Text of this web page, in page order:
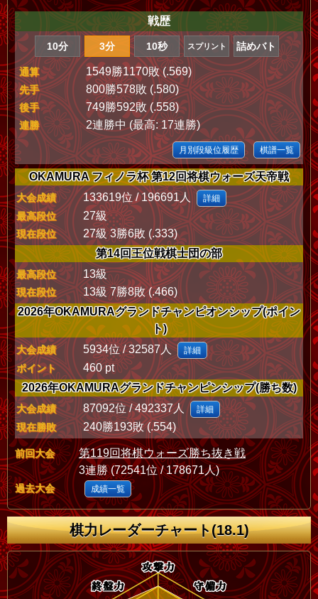
戦歴
10分 3分 10秒 スプリント 詰めバト
通算 1549勝1170敗 (.569)
先手 800勝578敗 (.580)
後手 749勝592敗 (.558)
連勝 2連勝中 (最高: 17連勝)
月別段級位履歴 棋譜一覧
OKAMURA フィノラ杯 第12回将棋ウォーズ天帝戦
大会成績 133619位 / 196691人 詳細
最高段位 27級
現在段位
27級 3勝6敗 (.333)
第14回王位戦棋士団の部
最高段位 13級
現在段位
13級 7勝8敗 (.466)
2026年OKAMURAグランドチャンピオンシップ(ポイン
ト)
大会成績 5934位 / 32587人 詳細
ポイント
460 pt
2026年OKAMURAグランドチャンピンシップ(勝ち数)
大会成績 87092位 / 492337人 詳細
現在勝敗 240勝193敗 (.554)
前回大会
第119回将棋ウォーズ勝ち抜き戦
3連勝 (72541位 / 178671人)
過去大会 成績一覧
棋力レーダーチャート(18.1)